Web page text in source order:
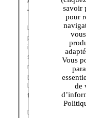
La marque
par Michaël
innovant pour
s’inspire
revisiter le t-shirt
griffe American
la maison : coton
tombé loose, si
Découvrez nos
savoir
pour
Vous
de